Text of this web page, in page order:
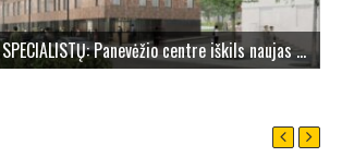
KONKURUOS DĖL SPECIALISTŲ: Panevėžio centre iškils naujas 21 būsto namas